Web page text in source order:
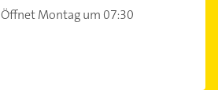
Öffnet Montag um 07:30